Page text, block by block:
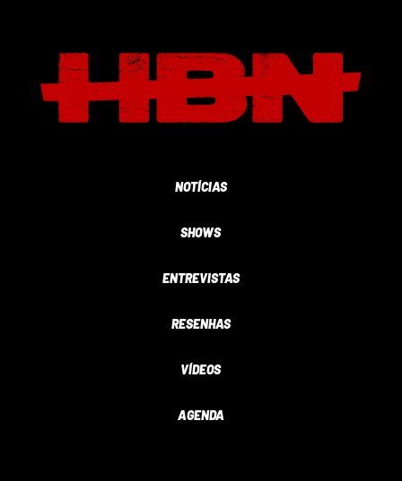
NOTÍCIAS
SHOWS
ENTREVISTAS
RESENHAS
VÍDEOS
AGENDA